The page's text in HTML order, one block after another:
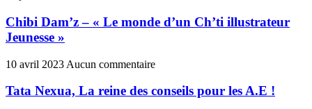
Chibi Dam’z – « Le monde d’un Ch’ti illustrateur
Jeunesse »
10 avril 2023 Aucun commentaire
Tata Nexua, La reine des conseils pour les A.E !